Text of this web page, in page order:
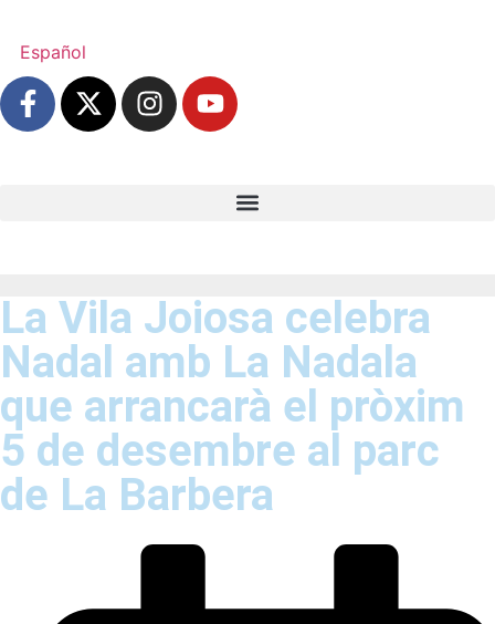
Español
La Vila Joiosa celebra
Nadal amb La Nadala
que arrancarà el pròxim
5 de desembre al parc
de La Barbera